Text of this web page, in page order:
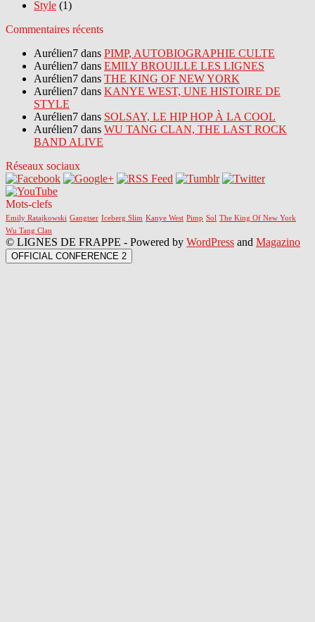
Style (1)
Commentaires récents
Aurélien7 dans PIMP, AUTOBIOGRAPHIE CULTE
Aurélien7 dans EMILY BROUILLE LES LIGNES
Aurélien7 dans THE KING OF NEW YORK
Aurélien7 dans KANYE WEST, UNE HISTOIRE DE
STYLE
Aurélien7 dans SOLSAY, LE HIP HOP À LA COOL
Aurélien7 dans WU TANG CLAN, THE LAST ROCK
BAND ALIVE
Réseaux sociaux
Mots-clefs
Emily Ratajkowski Gangtser Iceberg Slim Kanye West Pimp Sol The King Of New York
Wu Tang Clan
© LIGNES DE FRAPPE - Powered by WordPress and Magazino
OFFICIAL CONFERENCE 2